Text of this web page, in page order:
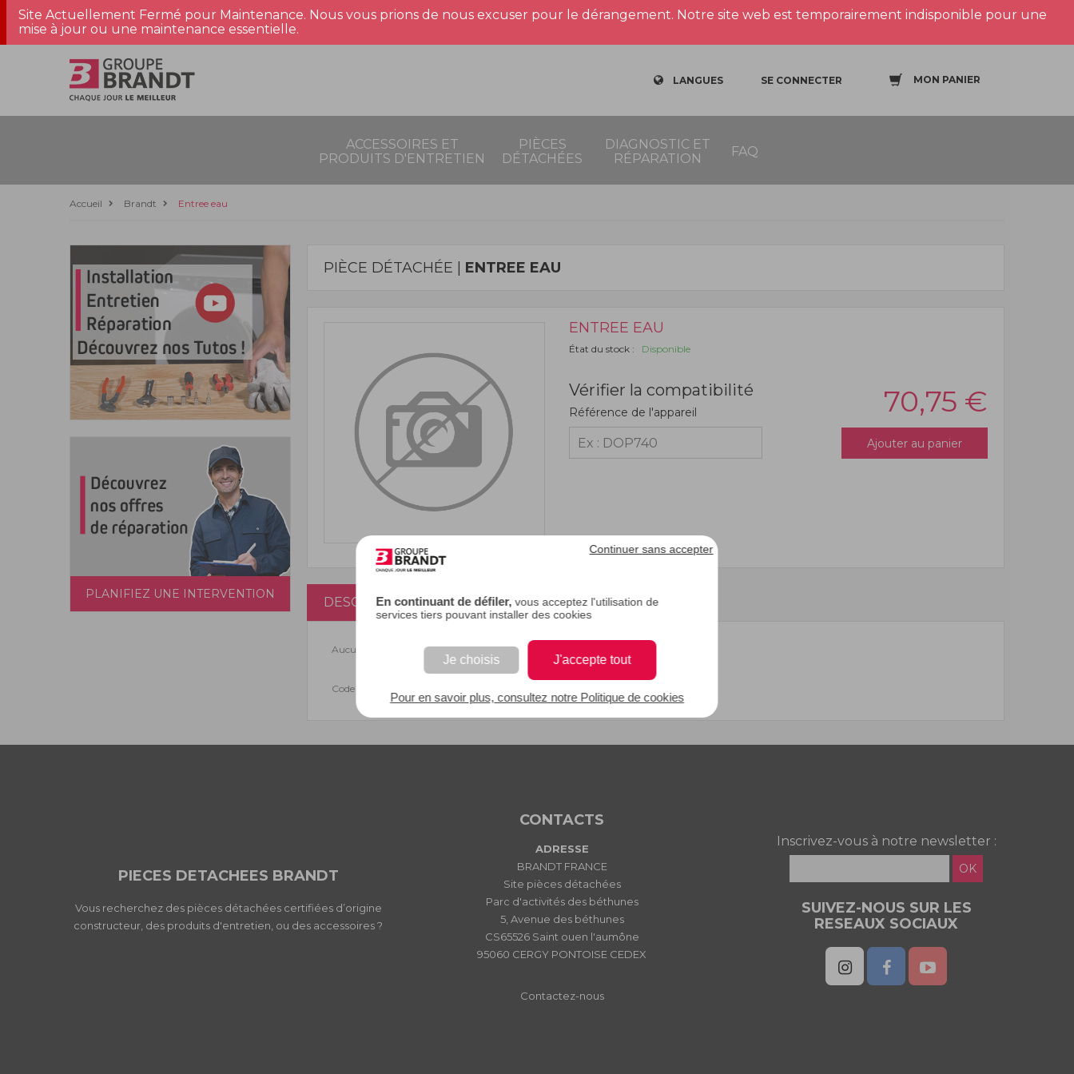
En continuant de défiler, vous acceptez l'utilisation de
services tiers pouvant installer des cookies
Je choisis J'accepte tout
Continuer sans accepter
Pour en savoir plus, consultez notre Politique de cookies
Site Actuellement Fermé pour Maintenance. Nous vous prions de nous excuser pour le dérangement. Notre site web est temporairement indisponible pour une
mise à jour ou une maintenance essentielle.
LANGUES SE CONNECTER MON PANIER
ACCESSOIRES ET
PRODUITS D'ENTRETIEN
PIÈCES
DÉTACHÉES
DIAGNOSTIC ET
RÉPARATION
FAQ
Accueil Brandt Entree eau
PLANIFIEZ UNE INTERVENTION
PIÈCE DÉTACHÉE | ENTREE EAU
ENTREE EAU
État du stock : Disponible
Vérifier la compatibilité
Référence de l'appareil 70,75 €
Ajouter au panier
DESCRIPTION
Aucune description.
Code EAN : 3251430440486
PIECES DETACHEES BRANDT
Vous recherchez des pièces détachées certifiées d’origine
constructeur, des produits d'entretien, ou des accessoires ?
CONTACTS
ADRESSE
BRANDT FRANCE
Site pièces détachées
Parc d'activités des béthunes
5, Avenue des béthunes
CS65526 Saint ouen l'aumône
95060 CERGY PONTOISE CEDEX
Contactez-nous
Inscrivez-vous à notre newsletter :
OK
SUIVEZ-NOUS SUR LES
RESEAUX SOCIAUX